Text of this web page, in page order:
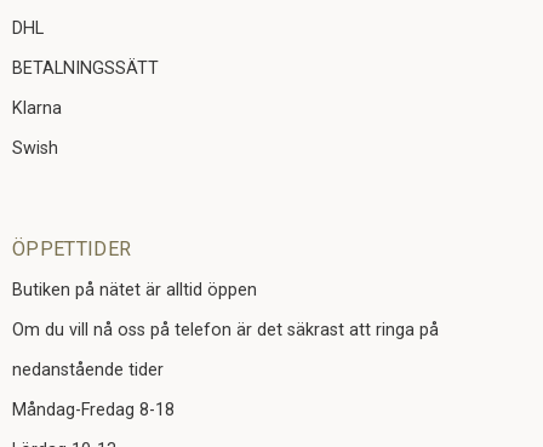
DHL
BETALNINGSSÄTT
Klarna
Swish
ÖPPETTIDER
Butiken på nätet är alltid öppen
Om du vill nå oss på telefon är det säkrast att ringa på
nedanstående tider
Måndag-Fredag 8-18